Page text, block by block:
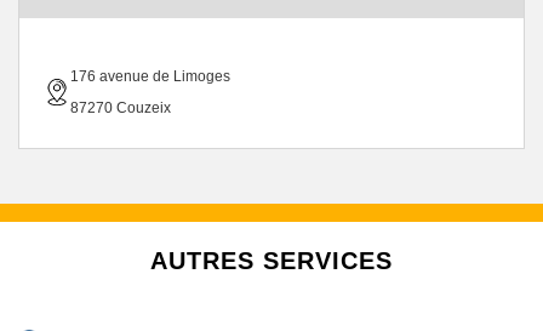
176 avenue de Limoges
87270 Couzeix
AUTRES SERVICES